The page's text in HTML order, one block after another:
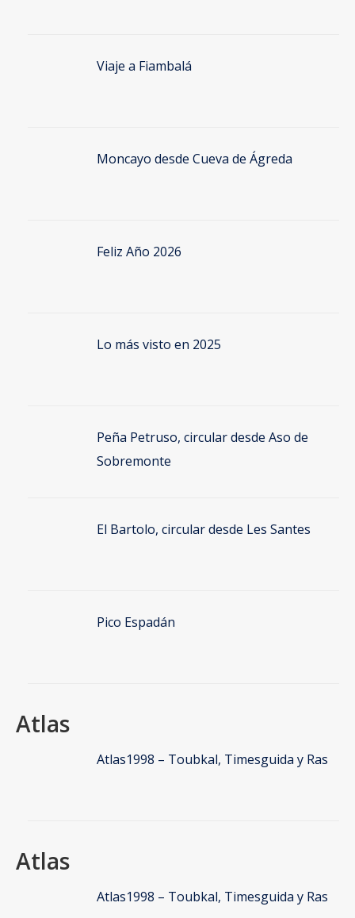
Viaje a Fiambalá
Moncayo desde Cueva de Ágreda
Feliz Año 2026
Lo más visto en 2025
Peña Petruso, circular desde Aso de
Sobremonte
El Bartolo, circular desde Les Santes
Pico Espadán
Atlas
Atlas1998 – Toubkal, Timesguida y Ras
Atlas
Atlas1998 – Toubkal, Timesguida y Ras